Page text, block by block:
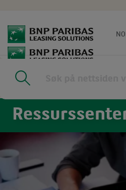
main
content
Home